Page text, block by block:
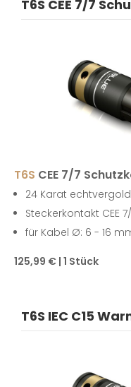
T6S CEE 7/7
T6S CEE 7/7
24 Karat
Steckerkontakt CEE
für Kabel Ø: 6 - 16
125,99 € | 1 Stück
T6S IEC C15